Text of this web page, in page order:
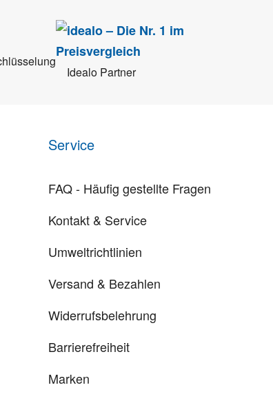
Idealo Partner
Service
FAQ - Häufig gestellte Fragen
Kontakt & Service
Umweltrichtlinien
Versand & Bezahlen
Widerrufsbelehrung
Barrierefreiheit
Marken